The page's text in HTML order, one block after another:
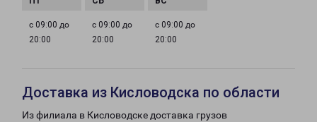
с 09:00 до
20:00
с 09:00 до
20:00
с 09:00 до
20:00
Доставка из Кисловодска по области
Из филиала в Кисловодске доставка грузов